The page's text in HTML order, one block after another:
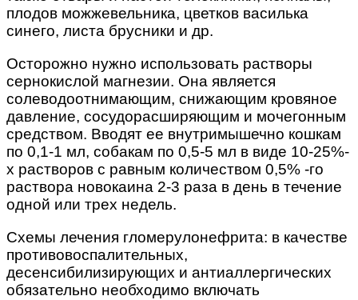
плодов можжевельника, цветков василька
синего, листа брусники и др.
Осторожно нужно использовать растворы
сернокислой магнезии. Она является
солеводоотнимающим, снижающим кровяное
давление, сосудорасширяющим и мочегонным
средством. Вводят ее внутримышечно кошкам
по 0,1-1 мл, собакам по 0,5-5 мл в виде 10-25%-
х растворов с равным количеством 0,5% -го
раствора новокаина 2-3 раза в день в течение
одной или трех недель.
Схемы лечения гломерулонефрита: в качестве
противовоспалительных,
десенсибилизирующих и антиаллергических
обязательно необходимо включать